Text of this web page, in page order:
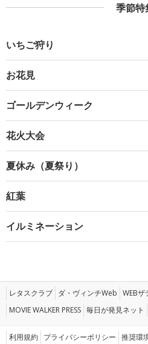
季節特
いちご狩り
お花見
ゴールデンウィーク
花火大会
夏休み（夏祭り）
紅葉
イルミネーション
レタスクラブ ダ・ヴィンチWeb WEBザ
MOVIE WALKER PRESS 毎日が発見ネット
利用規約 プライバシーポリシー 推奨環